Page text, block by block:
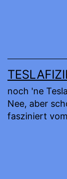
noch 'ne
Nee, aber
fasziniert